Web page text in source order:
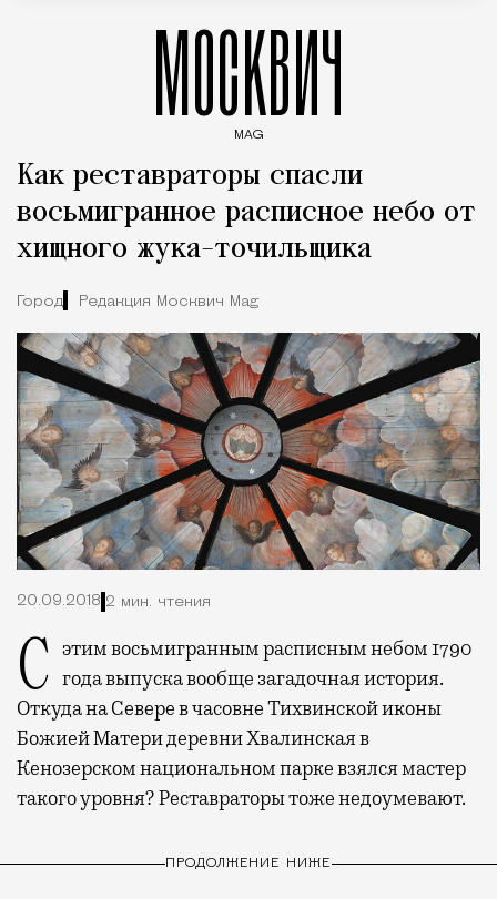
МОСКВИЧ
MAG
Как реставраторы спасли
восьмигранное расписное небо от
хищного жука-точильщика
Город Редакция Москвич Mag
20.09.2018 2 мин. чтения
С этим восьмигранным расписным небом 1790 года выпуска вообще загадочная история.
Откуда на Севере в часовне Тихвинской иконы
Божией Матери деревни Хвалинская в
Кенозерском национальном парке взялся мастер
такого уровня? Реставраторы тоже недоумевают.
ПРОДОЛЖЕНИЕ НИЖЕ